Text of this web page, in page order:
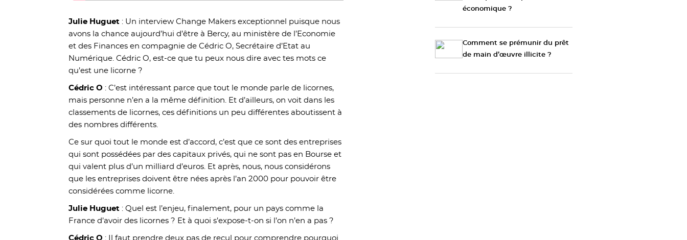
Julie Huguet : Un interview Change Makers exceptionnel puisque nous
avons la chance aujourd’hui d’être à Bercy, au ministère de l’Economie
et des Finances en compagnie de Cédric O, Secrétaire d’Etat au
Numérique. Cédric O, est-ce que tu peux nous dire avec tes mots ce
qu’est une licorne ?
Cédric O : C’est intéressant parce que tout le monde parle de licornes,
mais personne n’en a la même définition. Et d’ailleurs, on voit dans les
classements de licornes, ces définitions un peu différentes aboutissent à
des nombres différents.
Ce sur quoi tout le monde est d’accord, c’est que ce sont des entreprises
qui sont possédées par des capitaux privés, qui ne sont pas en Bourse et
qui valent plus d’un milliard d’euros. Et après, nous, nous considérons
que les entreprises doivent être nées après l’an 2000 pour pouvoir être
considérées comme licorne.
Julie Huguet : Quel est l’enjeu, finalement, pour un pays comme la
France d’avoir des licornes ? Et à quoi s’expose-t-on si l’on n’en a pas ?
Cédric O : Il faut prendre deux pas de recul pour comprendre pourquoi
économique ?
Comment se prémunir du prêt
de main d’œuvre illicite ?